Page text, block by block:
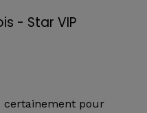
- Star VIP
certainement pour